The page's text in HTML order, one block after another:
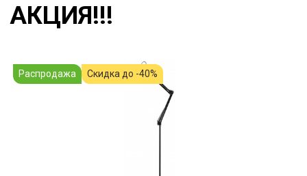
АКЦИЯ!!!
Распродажа Скидка до -40%